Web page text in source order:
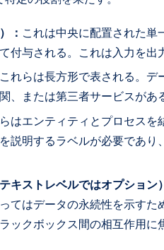
： これは中央に配置された単
付与される。これは入力を出
これらは長方形で表される。
、または第三者サービスがあ
はエンティティとプロセス
説明するラベルが必要であ
キストレベルではオプション
てはデータの永続性を示すた
ックボックス間の相互作用に